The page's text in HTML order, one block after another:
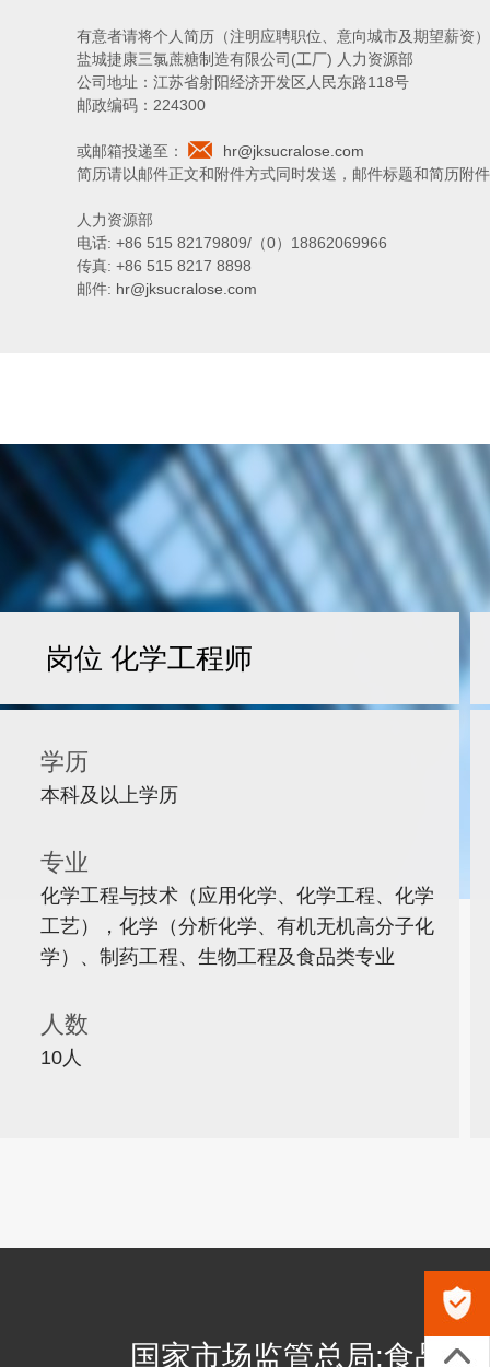
有意者请将个人简历（注明应聘职位、意向城市及期望薪资
盐城捷康三氯蔗糖制造有限公司(工厂) 人力资源部
公司地址：江苏省射阳经济开发区人民东路118号
邮政编码：224300
或邮箱投递至：
hr@jksucralose.com
简历请以邮件正文和附件方式同时发送，邮件标题和简历附
人力资源部
电话: +86 515 82179809/（0）18862069966
传真: +86 515 8217 8898
邮件: hr@jksucralose.com
岗位 化学工程师
学历
本科及以上学历
专业
化学工程与技术（应用化学、化学工程、化学
工艺），化学（分析化学、有机无机高分子化
学）、制药工程、生物工程及食品类专业
人数
10人
国家市场监管总局:食品不